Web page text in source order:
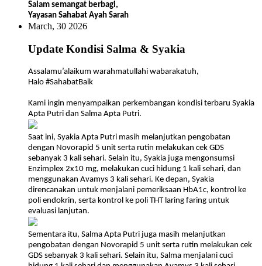
Salam semangat berbagi,
Yayasan Sahabat Ayah Sarah
March, 30 2026
Update Kondisi Salma & Syakia
Assalamu’alaikum warahmatullahi wabarakatuh,
Halo #SahabatBaik
Kami ingin menyampaikan perkembangan kondisi terbaru Syakia
Apta Putri dan Salma Apta Putri.
Saat ini, Syakia Apta Putri masih melanjutkan pengobatan
dengan Novorapid 5 unit serta rutin melakukan cek GDS
sebanyak 3 kali sehari. Selain itu, Syakia juga mengonsumsi
Enzimplex 2x10 mg, melakukan cuci hidung 1 kali sehari, dan
menggunakan Avamys 3 kali sehari. Ke depan, Syakia
direncanakan untuk menjalani pemeriksaan HbA1c, kontrol ke
poli endokrin, serta kontrol ke poli THT laring faring untuk
evaluasi lanjutan.
Sementara itu, Salma Apta Putri juga masih melanjutkan
pengobatan dengan Novorapid 5 unit serta rutin melakukan cek
GDS sebanyak 3 kali sehari. Selain itu, Salma menjalani cuci